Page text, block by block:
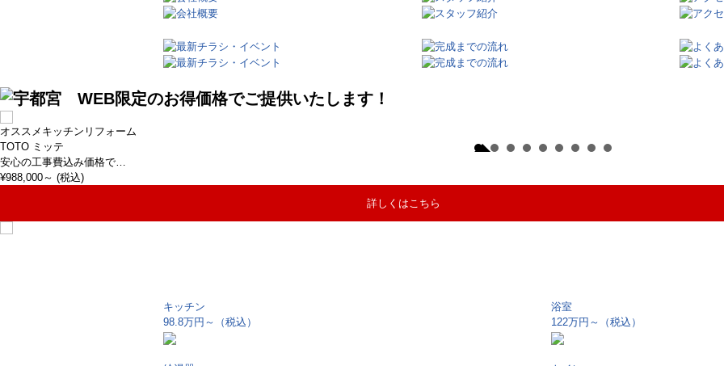
オススメキッチンリフォーム
TOTO ミッテ
安心の工事費込み価格で…
¥988,000～ (税込)
詳しくはこちら
キッチン
98.8万円～
（税込）
浴室
122万円～
（税込）